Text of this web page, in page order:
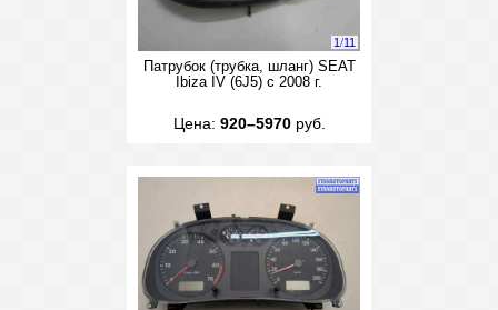
1/11
Патрубок (трубка, шланг) SEAT
Ibiza IV (6J5) с 2008 г.
Цена: 920–5970руб.